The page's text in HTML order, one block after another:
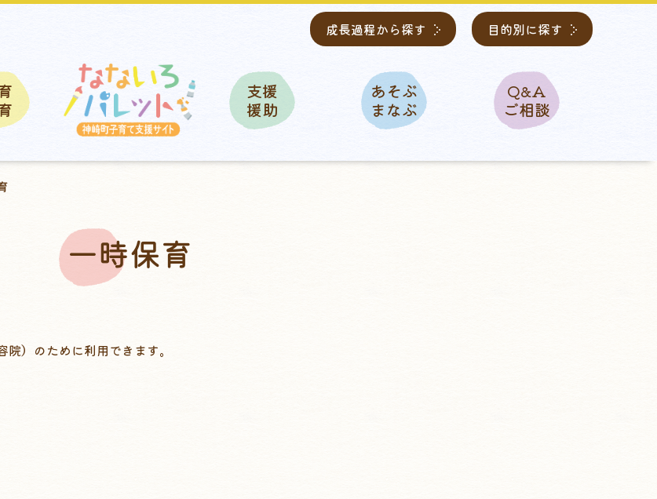
支援
援助
あそぶ
まなぶ
Q&A
ご相談
成長過程から探す 目的別に探す
一時保育
）のために利用できます。